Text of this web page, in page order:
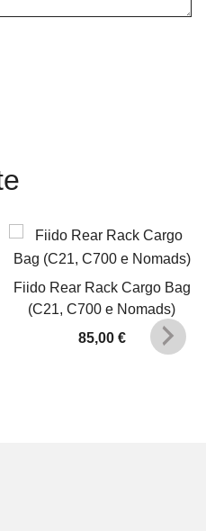
Fiido Rear Rack Cargo Bag
(C21, C700 e Nomads)
85,00 €